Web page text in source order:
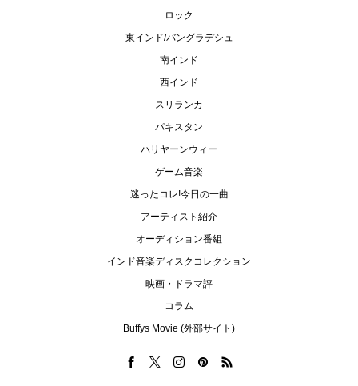
ロック
東インド/バングラデシュ
南インド
西インド
スリランカ
パキスタン
ハリヤーンウィー
ゲーム音楽
迷ったコレ!今日の一曲
アーティスト紹介
オーディション番組
インド音楽ディスクコレクション
映画・ドラマ評
コラム
Buffys Movie (外部サイト)